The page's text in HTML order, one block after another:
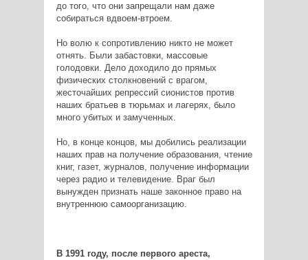
до того, что они запрещали нам даже
собираться вдвоем-втроем.
Но волю к сопротивлению никто не может
отнять. Были забастовки, массовые
голодовки. Дело доходило до прямых
физических столкновений с врагом,
жесточайших репрессий сионистов против
наших братьев в тюрьмах и лагерях, было
много убитых и замученных.
Но, в конце концов, мы добились реализации
наших прав на получение образования, чтение
книг, газет, журналов, получение информации
через радио и телевидение. Враг был
вынужден признать наше законное право на
внутреннюю самоорганизацию.
В 1991 году, после первого ареста,